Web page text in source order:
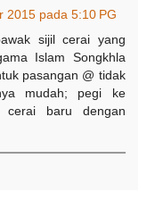
2015 pada 5:10 PG
sijil cerai yang
Islam Songkhla
pasangan @ tidak
mudah; pegi ke
cerai baru dengan